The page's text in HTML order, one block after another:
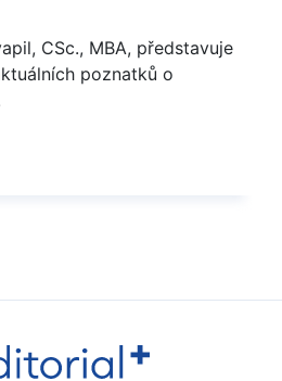
CSc., MBA, představuje
poznatků o